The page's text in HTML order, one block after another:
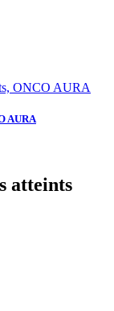
AURA
atteints